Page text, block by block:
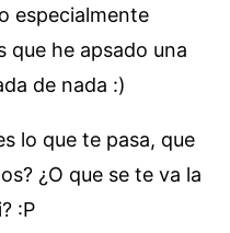
especialmente
que he apsado una
de nada :)
lo que te pasa, que
¿O que se te va la
:P